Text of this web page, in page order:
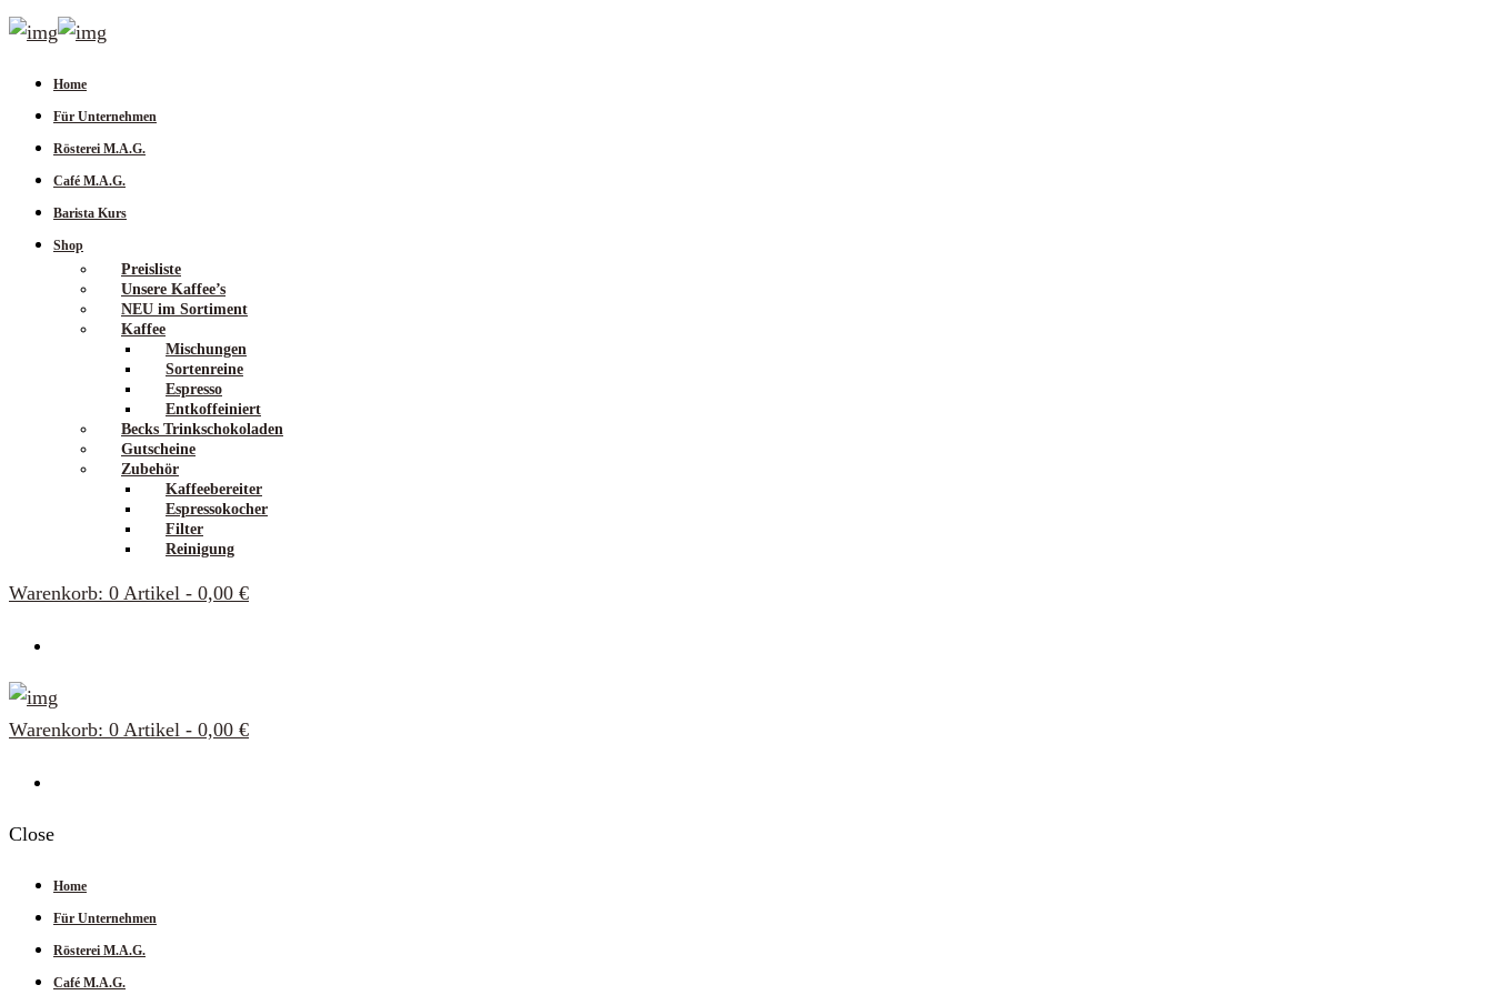
Home
Für Unternehmen
Rösterei M.A.G.
Café M.A.G.
Barista Kurs
Shop
Preisliste
Unsere Kaffee’s
NEU im Sortiment
Kaffee
Mischungen
Sortenreine
Espresso
Entkoffeiniert
Becks Trinkschokoladen
Gutscheine
Zubehör
Kaffeebereiter
Espressokocher
Filter
Reinigung
Warenkorb: 0 Artikel - 0,00 €
Warenkorb: 0 Artikel - 0,00 €
Close
Home
Für Unternehmen
Rösterei M.A.G.
Café M.A.G.